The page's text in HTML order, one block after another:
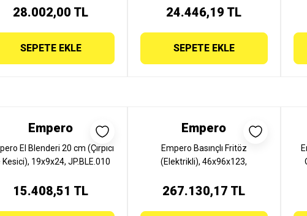
28.002,00 TL
SEPETE EKLE
24.446,19 TL
SEPETE EKLE
Empero
El Blenderi 20 cm (Çırpıcı
Kesici), 19x9x24, JP.BLE.010
15.408,51 TL
Empero
Empero Basınçlı Fritöz
(Elektrikli), 46x96x123,
267.130,17 TL